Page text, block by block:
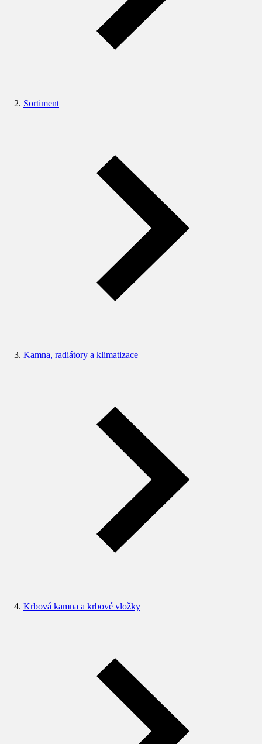
Sortiment
Kamna, radiátory a klimatizace
Krbová kamna a krbové vložky